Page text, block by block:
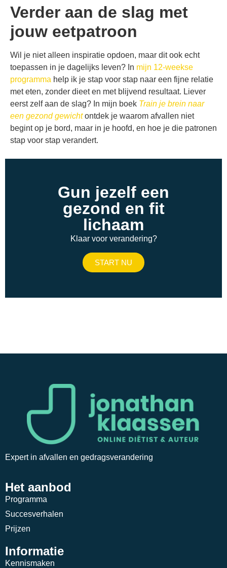
Verder aan de slag met
jouw eetpatroon
Wil je niet alleen inspiratie opdoen, maar dit ook echt
toepassen in je dagelijks leven? In mijn 12-weekse
programma help ik je stap voor stap naar een fijne relatie
met eten, zonder dieet en met blijvend resultaat. Liever
eerst zelf aan de slag? In mijn boek Train je brein naar
een gezond gewicht ontdek je waarom afvallen niet
begint op je bord, maar in je hoofd, en hoe je die patronen
stap voor stap verandert.
Gun jezelf een
gezond en fit
lichaam
Klaar voor verandering?
START NU
Expert in afvallen en gedragsverandering
Het aanbod
Programma
Succesverhalen
Prijzen
Informatie
Kennismaken